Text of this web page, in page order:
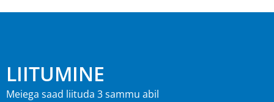
LIITUMINE
Meiega saad liituda 3 sammu abil